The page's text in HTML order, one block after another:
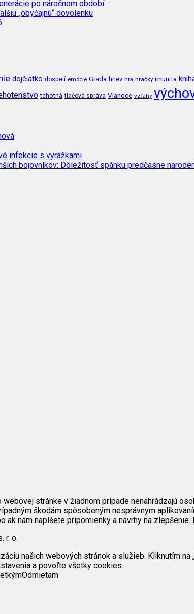
po náročnom období
„obyčajnú“ dovolenku
dojčiatko dospelí emócie Grada hnev hra hračky imunita
tehotná tlačová správa Vianoce vzťahy
infekcie s vyrážkami
bojovníkov: Dôležitosť spánku predčasne
webovej stránke v žiadnom prípade nenahrádzajú
škodám spôsobeným nesprávnym
ak nám napíšete pripomienky a návrhy na
r. o.
našich webových stránok a služieb. Kliknutím
a povoľte všetky cookies.
Odmietam